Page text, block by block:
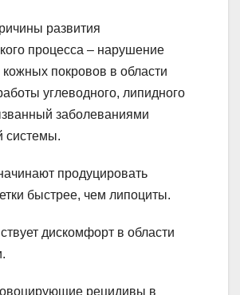
развития
процесса – нарушение
кожных покровов в области
углеводного, липидного
заболеваниями
системы.
продуцировать
быстрее, чем липоциты.
дискомфорт в области
рецидивы в